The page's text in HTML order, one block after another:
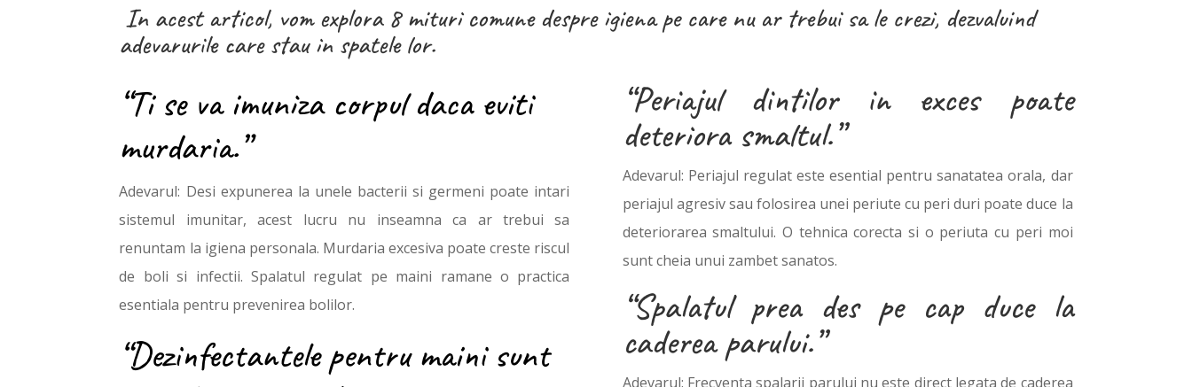
In acest articol, vom explora 8 mituri comune despre igiena pe care nu ar trebui sa le crezi, dezvaluind
adevarurile care stau in spatele lor.
“Ti se va imuniza corpul daca eviti
murdaria.”
Adevarul: Desi expunerea la unele bacterii si germeni poate intari
sistemul imunitar, acest lucru nu inseamna ca ar trebui sa
renuntam la igiena personala. Murdaria excesiva poate creste riscul
de boli si infectii. Spalatul regulat pe maini ramane o practica
esentiala pentru prevenirea bolilor.
“Dezinfectantele pentru maini sunt
“Periajul dintilor in exces poate
deteriora smaltul.”
Adevarul: Periajul regulat este esential pentru sanatatea orala, dar
periajul agresiv sau folosirea unei periute cu peri duri poate duce la
deteriorarea smaltului. O tehnica corecta si o periuta cu peri moi
sunt cheia unui zambet sanatos.
“Spalatul prea des pe cap duce la
caderea parului.”
Adevarul: Frecventa spalarii parului nu este direct legata de caderea